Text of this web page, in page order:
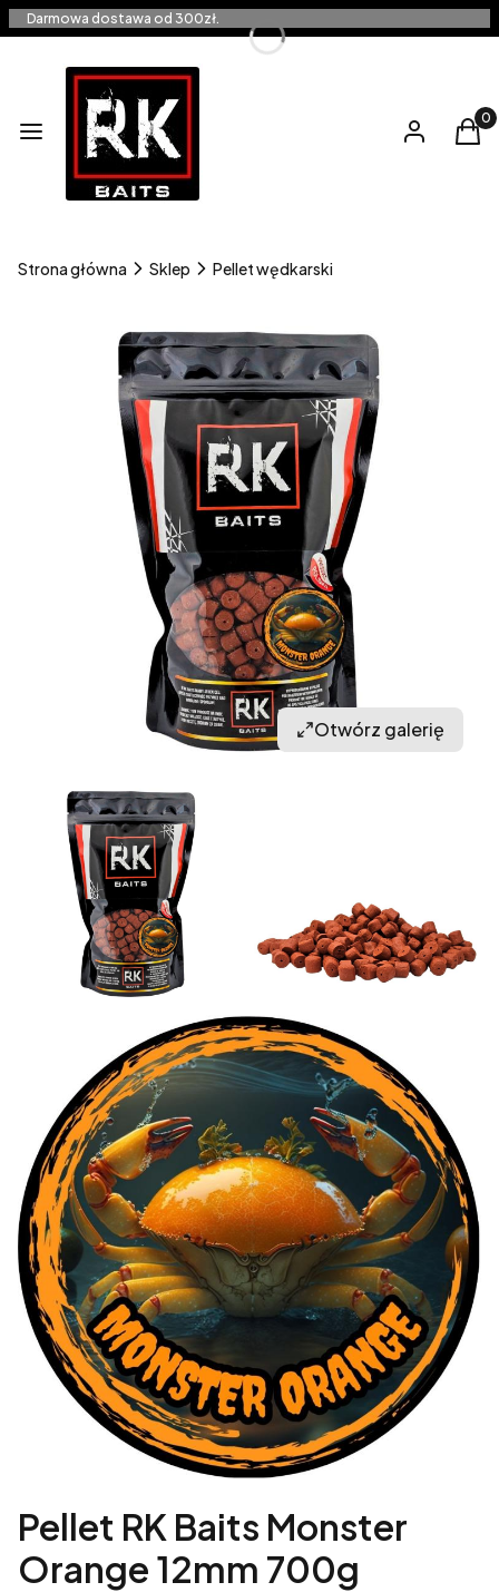
Darmowa dostawa od 300zł.
Menu Zaloguj się
Strona główna Sklep Pellet wędkarski
Otwórz galerię
Pellet RK Baits Monster
Orange 12mm 700g